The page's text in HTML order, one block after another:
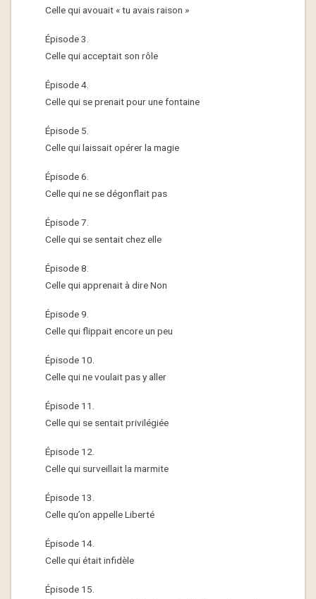
Celle qui avouait « tu avais raison »
Épisode 3.
Celle qui acceptait son rôle
Épisode 4.
Celle qui se prenait pour une fontaine
Épisode 5.
Celle qui laissait opérer la magie
Épisode 6.
Celle qui ne se dégonflait pas
Épisode 7.
Celle qui se sentait chez elle
Épisode 8.
Celle qui apprenait à dire Non
Épisode 9.
Celle qui flippait encore un peu
Épisode 10.
Celle qui ne voulait pas y aller
Épisode 11.
Celle qui se sentait privilégiée
Épisode 12.
Celle qui surveillait la marmite
Épisode 13.
Celle qu’on appelle Liberté
Épisode 14.
Celle qui était infidèle
Épisode 15.